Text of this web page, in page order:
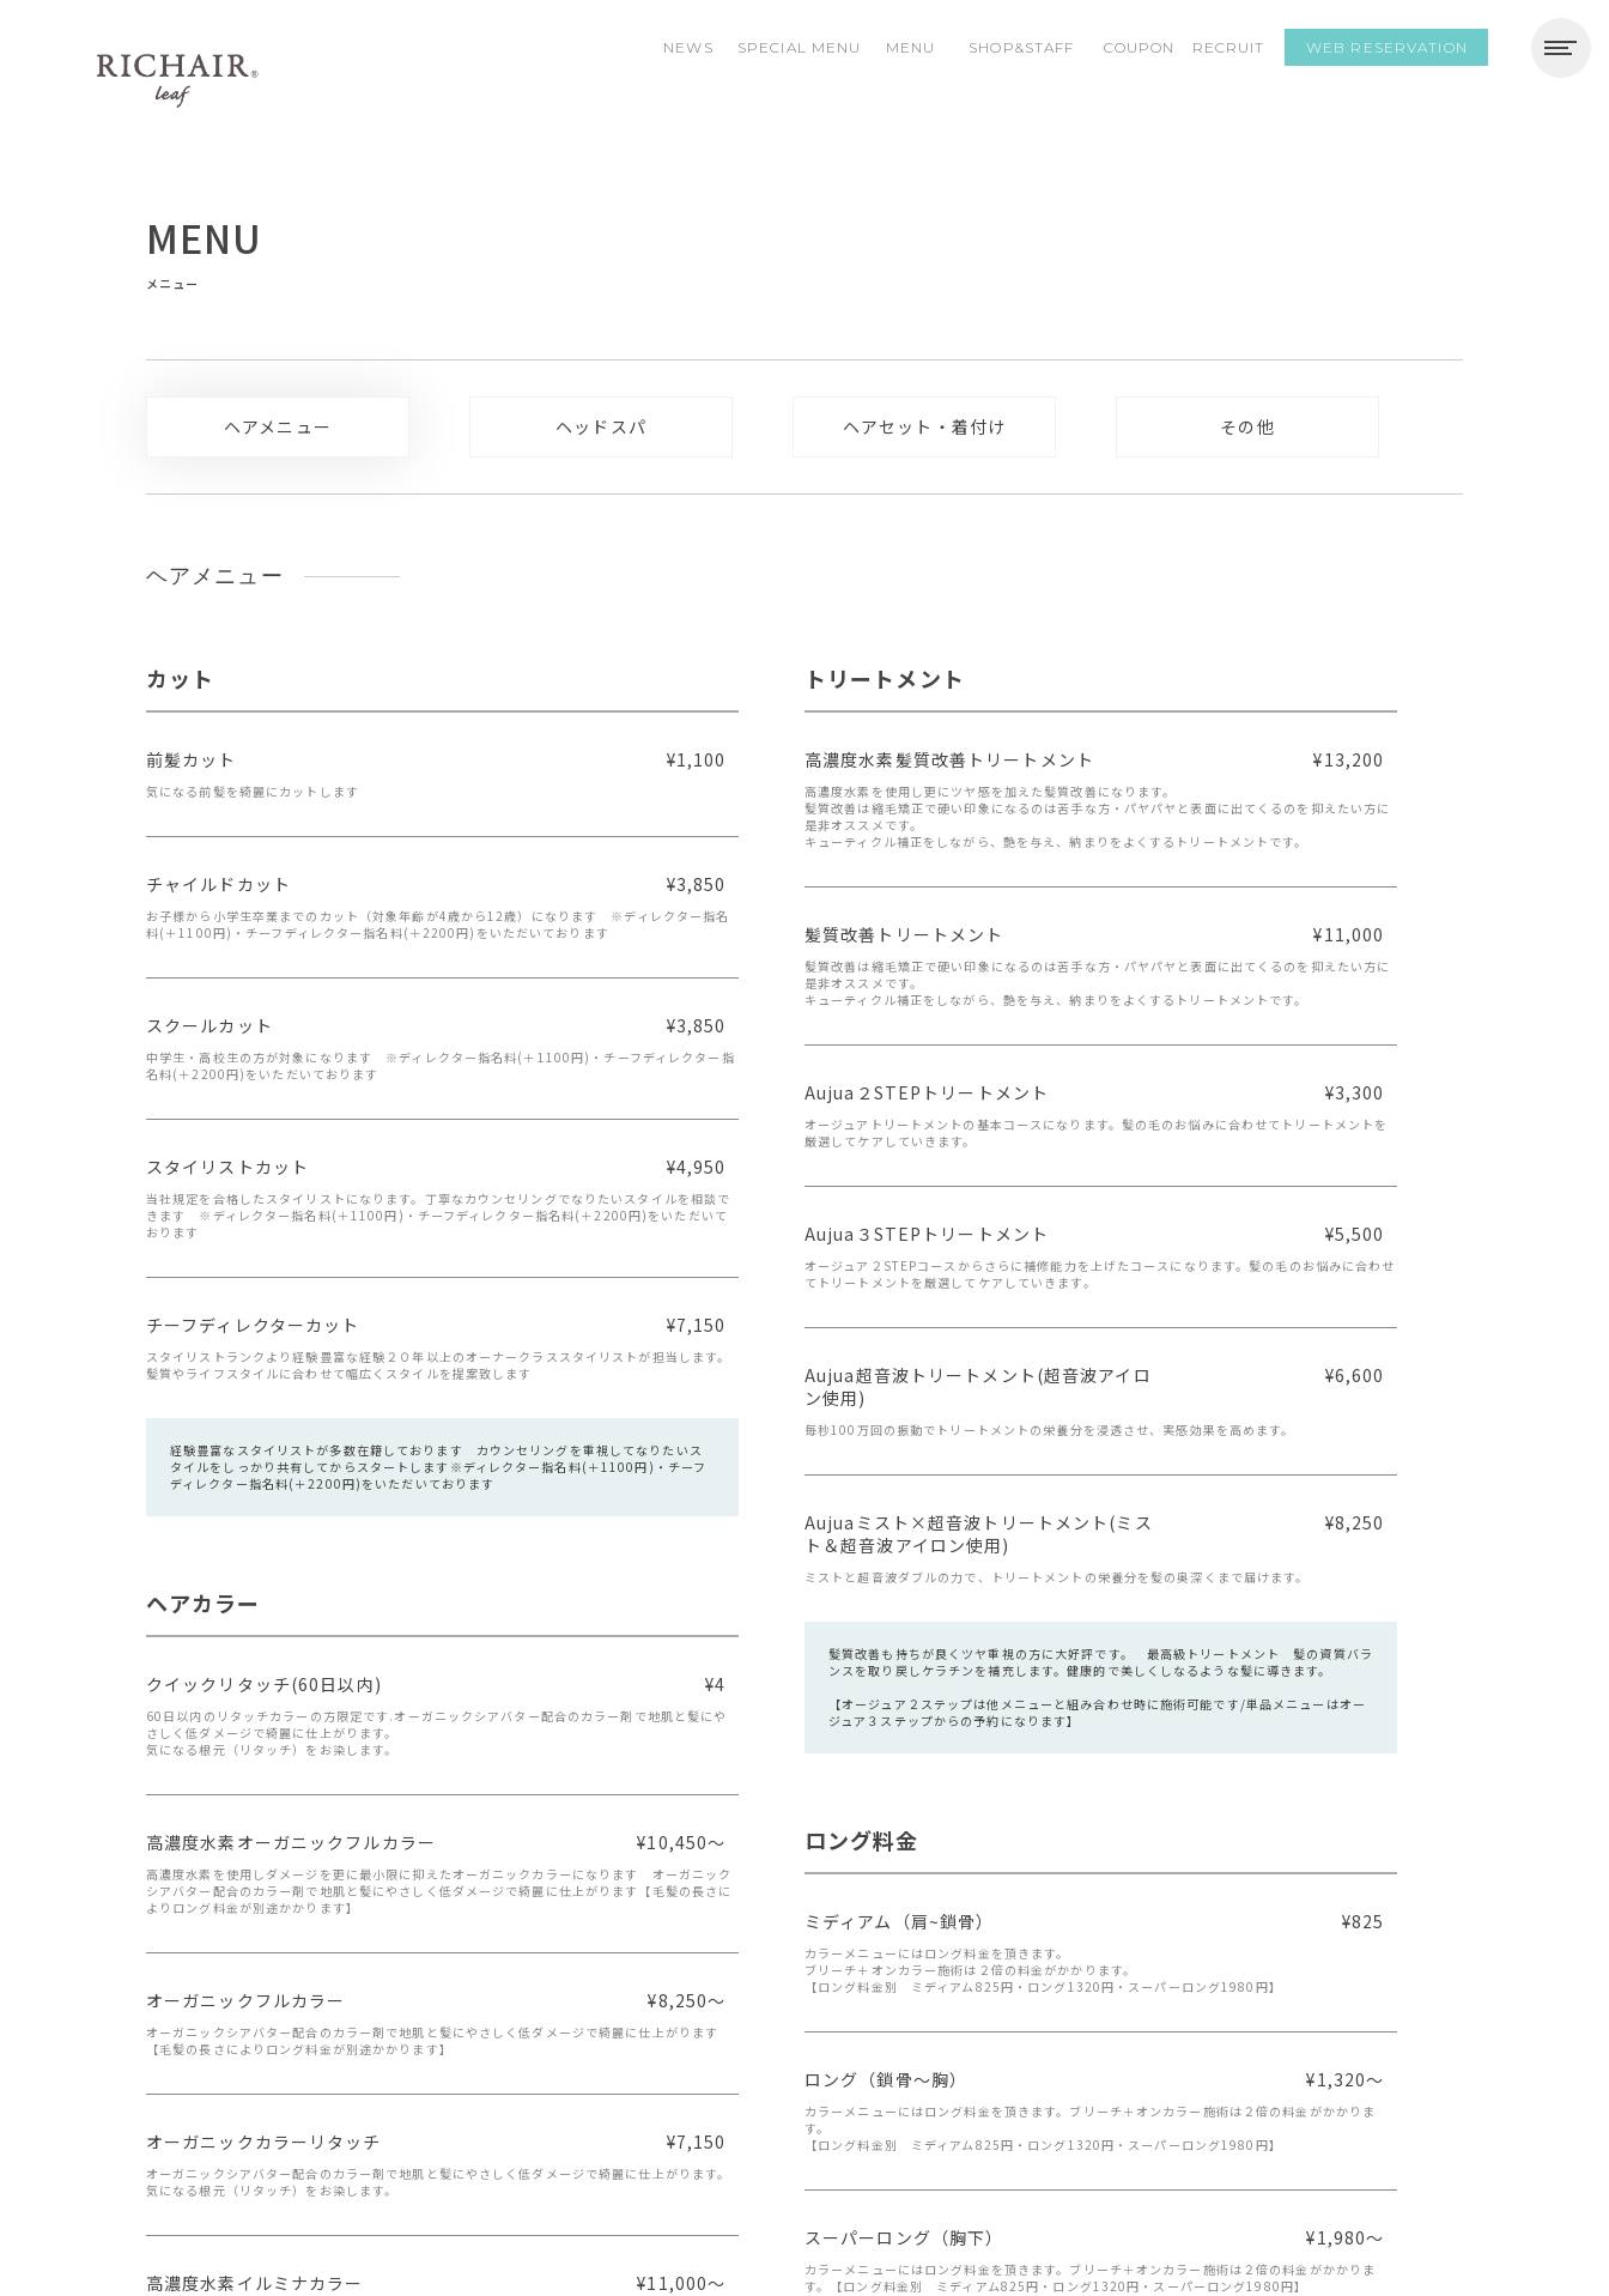
NEWS SPECIAL MENU MENU SHOP&STAFF COUPON RECRUIT WEB RESERVATION
MENU
メニュー
ヘアメニュー ヘッドスパ ヘアセット・着付け その他
ヘアメニュー
カット
前髪カット ¥1,100
気になる前髪を綺麗にカットします
チャイルドカット ¥3,850
お子様から小学生卒業までのカット（対象年齢が4歳から12歳）になります ※ディレクター指名
料(＋1100円)・チーフディレクター指名料(＋2200円)をいただいております
スクールカット ¥3,850
中学生・高校生の方が対象になります ※ディレクター指名料(＋1100円)・チーフディレクター指
名料(＋2200円)をいただいております
スタイリストカット ¥4,950
当社規定を合格したスタイリストになります。丁寧なカウンセリングでなりたいスタイルを相談で
きます ※ディレクター指名料(＋1100円)・チーフディレクター指名料(＋2200円)をいただいて
おります
チーフディレクターカット ¥7,150
スタイリストランクより経験豊富な経験２０年以上のオーナークラススタイリストが担当します。
髪質やライフスタイルに合わせて幅広くスタイルを提案致します
経験豊富なスタイリストが多数在籍しております カウンセリングを重視してなりたいス
タイルをしっかり共有してからスタートします※ディレクター指名料(＋1100円)・チーフ
ディレクター指名料(＋2200円)をいただいております
ヘアカラー
クイックリタッチ(60日以内) ¥4
60日以内のリタッチカラーの方限定です.オーガニックシアバター配合のカラー剤で地肌と髪にや
さしく低ダメージで綺麗に仕上がります。
気になる根元（リタッチ）をお染します。
高濃度水素オーガニックフルカラー ¥10,450～
高濃度水素を使用しダメージを更に最小限に抑えたオーガニックカラーになります オーガニック
シアバター配合のカラー剤で地肌と髪にやさしく低ダメージで綺麗に仕上がります【毛髪の長さに
よりロング料金が別途かかります】
オーガニックフルカラー ¥8,250～
オーガニックシアバター配合のカラー剤で地肌と髪にやさしく低ダメージで綺麗に仕上がります
【毛髪の長さによりロング料金が別途かかります】
オーガニックカラーリタッチ ¥7,150
オーガニックシアバター配合のカラー剤で地肌と髪にやさしく低ダメージで綺麗に仕上がります。
気になる根元（リタッチ）をお染します。
高濃度水素イルミナカラー ¥11,000～
トリートメント
高濃度水素髪質改善トリートメント ¥13,200
高濃度水素を使用し更にツヤ感を加えた髪質改善になります。
髪質改善は縮毛矯正で硬い印象になるのは苦手な方・パヤパヤと表面に出てくるのを抑えたい方に
是非オススメです。
キューティクル補正をしながら、艶を与え、納まりをよくするトリートメントです。
髪質改善トリートメント ¥11,000
髪質改善は縮毛矯正で硬い印象になるのは苦手な方・パヤパヤと表面に出てくるのを抑えたい方に
是非オススメです。
キューティクル補正をしながら、艶を与え、納まりをよくするトリートメントです。
Aujua２STEPトリートメント ¥3,300
オージュアトリートメントの基本コースになります。髪の毛のお悩みに合わせてトリートメントを
厳選してケアしていきます。
Aujua３STEPトリートメント ¥5,500
オージュア２STEPコースからさらに補修能力を上げたコースになります。髪の毛のお悩みに合わせ
てトリートメントを厳選してケアしていきます。
Aujua超音波トリートメント(超音波アイロ
ン使用)
¥6,600
毎秒100万回の振動でトリートメントの栄養分を浸透させ、実感効果を高めます。
Aujuaミスト×超音波トリートメント(ミス
ト＆超音波アイロン使用)
¥8,250
ミストと超音波ダブルの力で、トリートメントの栄養分を髪の奥深くまで届けます。
髪質改善も持ちが良くツヤ重視の方に大好評です。 最高級トリートメント 髪の資質バラ
ンスを取り戻しケラチンを補充します。健康的で美しくしなるような髪に導きます。
【オージュア２ステップは他メニューと組み合わせ時に施術可能です/単品メニューはオー
ジュア３ステップからの予約になります】
ロング料金
ミディアム（肩~鎖骨） ¥825
カラーメニューにはロング料金を頂きます。
ブリーチ＋オンカラー施術は２倍の料金がかかります。
【ロング料金別 ミディアム825円・ロング1320円・スーパーロング1980円】
ロング（鎖骨〜胸） ¥1,320～
カラーメニューにはロング料金を頂きます。ブリーチ＋オンカラー施術は２倍の料金がかかりま
す。
【ロング料金別 ミディアム825円・ロング1320円・スーパーロング1980円】
スーパーロング（胸下） ¥1,980～
カラーメニューにはロング料金を頂きます。ブリーチ＋オンカラー施術は２倍の料金がかかりま
す。【ロング料金別 ミディアム825円・ロング1320円・スーパーロング1980円】